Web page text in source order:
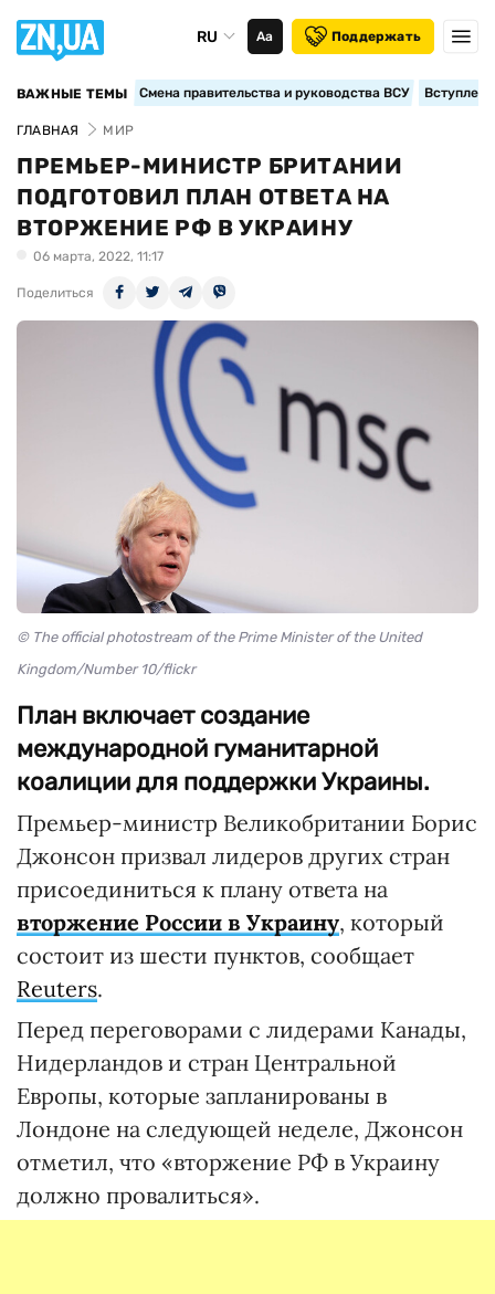
RU Аа Поддержать
ВАЖНЫЕ ТЕМЫ Смена правительства и руководства ВСУ
ГЛАВНАЯ МИР
ПРЕМЬЕР-МИНИСТР БРИТАНИИ
ПОДГОТОВИЛ ПЛАН ОТВЕТА НА
ВТОРЖЕНИЕ РФ В УКРАИНУ
06 марта, 2022, 11:17
Поделиться
© The official photostream of the Prime Minister of the United
Kingdom/Number 10/flickr
План включает создание
международной гуманитарной
коалиции для поддержки Украины.
Премьер-министр Великобритании Борис
Джонсон призвал лидеров других стран
присоединиться к плану ответа на
вторжение России в Украину, который
состоит из шести пунктов, сообщает
Reuters.
Перед переговорами с лидерами Канады,
Нидерландов и стран Центральной
Европы, которые запланированы в
Лондоне на следующей неделе, Джонсон
отметил, что «вторжение РФ в Украину
должно провалиться».